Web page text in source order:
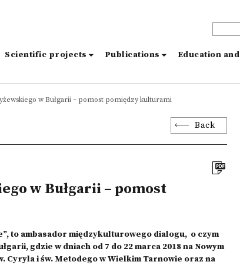
Scientific projects Publications Education
w Bułgarii – pomost pomiędzy kulturami
Back
w Bułgarii – pomost
to ambasador międzykulturowego dialogu, o czym
gdzie w dniach od 7 do 22 marca 2018 na Nowym
Cyryla i św. Metodego w Wielkim Tarnowie oraz na